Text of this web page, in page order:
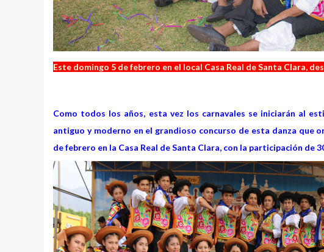
Este domingo 5 de febrero en el local Casa Real de Santa Clara,
Como todos los años, esta vez los carnavales se iniciarán al
antiguo y moderno en el grandioso concurso de esta danza que
de febrero en la Casa Real de Santa Clara, con la participación de